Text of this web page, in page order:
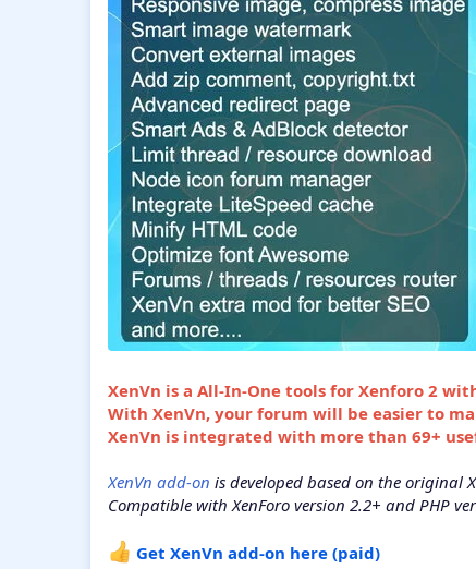
XenVn is a All-In-One tools for Xenforo 2
With XenVn, your forum will be easier to
XenVn is integrated with more than 69+
XenVn add-on is developed based on the original
Compatible with XenForo version 2.2+ and PHP
Get XenVn add-on here (paid)